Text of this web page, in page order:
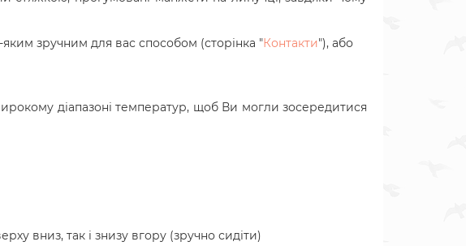
зручним для вас способом (сторінка "Контакти"), або
діапазоні температур, щоб Ви могли зосередитися
вниз, так і знизу вгору (зручно сидіти)